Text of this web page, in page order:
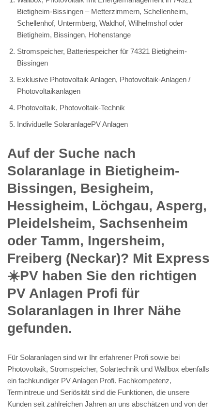
Bietigheim-Bissingen – Metterzimmern, Schellenheim,
Schellenhof, Untermberg, Waldhof, Wilhelmshof oder
Bietigheim, Bissingen, Hohenstange
Stromspeicher, Batteriespeicher für 74321 Bietigheim-
Bissingen
Exklusive Photovoltaik Anlagen, Photovoltaik-Anlagen /
Photovoltaikanlagen
Photovoltaik, Photovoltaik-Technik
Individuelle SolaranlagePV Anlagen
Auf der Suche nach
Solaranlage in Bietigheim-
Bissingen, Besigheim,
Hessigheim, Löchgau, Asperg,
Pleidelsheim, Sachsenheim
oder Tamm, Ingersheim,
Freiberg (Neckar)? Mit Express
☀️PV️ haben Sie den richtigen
PV Anlagen Profi für
Solaranlagen in Ihrer Nähe
gefunden.
Für Solaranlagen sind wir Ihr erfahrener Profi sowie bei
Photovoltaik, Stromspeicher, Solartechnik und Wallbox ebenfalls
ein fachkundiger PV Anlagen Profi. Fachkompetenz,
Termintreue und Seriösität sind die Funktionen, die unsere
Kunden seit zahlreichen Jahren an uns abschätzen und von der